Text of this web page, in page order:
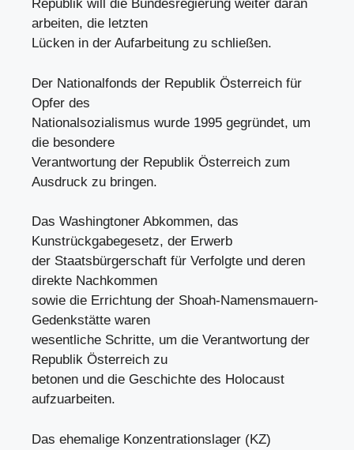
Republik will die Bundesregierung weiter daran
arbeiten, die letzten
Lücken in der Aufarbeitung zu schließen.
Der Nationalfonds der Republik Österreich für
Opfer des
Nationalsozialismus wurde 1995 gegründet, um
die besondere
Verantwortung der Republik Österreich zum
Ausdruck zu bringen.
Das Washingtoner Abkommen, das
Kunstrückgabegesetz, der Erwerb
der Staatsbürgerschaft für Verfolgte und deren
direkte Nachkommen
sowie die Errichtung der Shoah-Namensmauern-
Gedenkstätte waren
wesentliche Schritte, um die Verantwortung der
Republik Österreich zu
betonen und die Geschichte des Holocaust
aufzuarbeiten.
Das ehemalige Konzentrationslager (KZ)